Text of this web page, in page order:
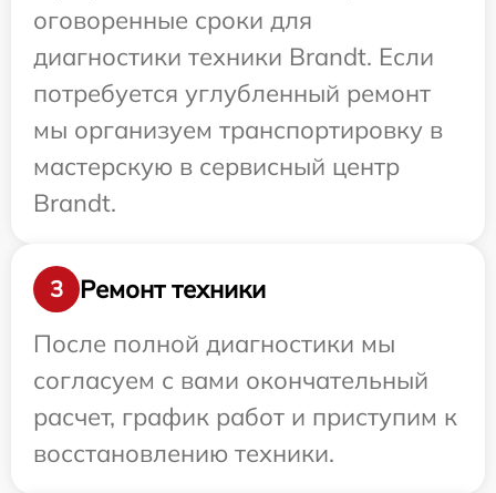
оговоренные сроки для
диагностики техники Brandt. Если
потребуется углубленный ремонт
мы организуем транспортировку в
мастерскую в сервисный центр
Brandt.
3
Ремонт техники
После полной диагностики мы
согласуем с вами окончательный
расчет, график работ и приступим к
восстановлению техники.